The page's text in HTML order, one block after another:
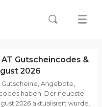
Gutscheincodes &
2026
Angebote,
haben; Der neueste
2026 aktualisiert wurde.